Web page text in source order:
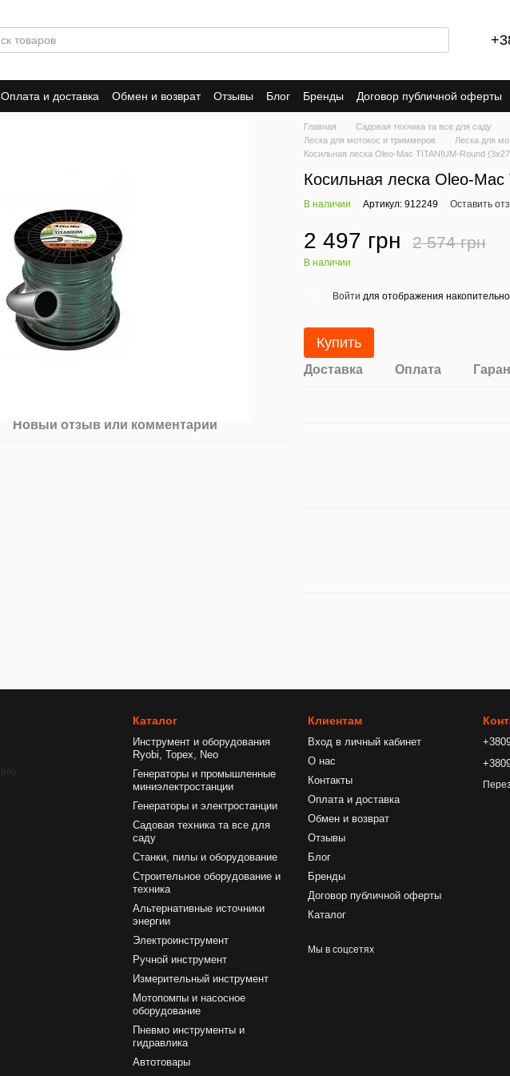
Оплата и доставка Обмен и возврат Отзывы Блог Бренды Договор публичной оферты
Новый отзыв или комментарий
Главная Садовая техника та все для саду
Леска для мотокос и триммеров
Леска для
Косильная леска Oleo-Mac TITANIUM-Round
Косильная леска Oleo-
В наличии Артикул: 912249 Оставить
2 497 грн 2 574 грн
В наличии
Войти для отображения
Купить
Доставка Оплата
Каталог
Инструмент и оборудования
Ryobi, Topex, Neo
Генераторы и промышленные
миниэлектростанции
Генераторы и электростанции
Садовая техника та все для
саду
Станки, пилы и оборудование
Строительное оборудование и
техника
Альтернативные источники
энергии
Электроинструмент
Ручной инструмент
Измерительный инструмент
Мотопомпы и насосное
оборудование
Пневмо инструменты и
гидравлика
Автотовары
Клиентам
Вход в личный кабинет
О нас
Контакты
Оплата и доставка
Обмен и возврат
Отзывы
Блог
Бренды
Договор публичной оферты
Каталог
Мы в соцсетях